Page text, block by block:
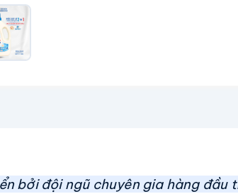
bởi đội ngũ chuyên gia hàng